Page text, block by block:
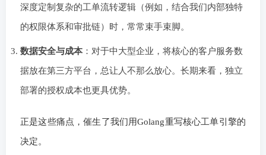
深度定制复杂的工单流转逻辑（例如，结合我们内部独特
的权限体系和审批链）时，常常束手束脚。
数据安全与成本：对于中大型企业，将核心的客户服务数
据放在第三方平台，总让人不那么放心。长期来看，独立
部署的授权成本也更具优势。
正是这些痛点，催生了我们用Golang重写核心工单引擎的
决定。